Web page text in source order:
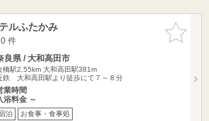
お気に入
りに追加
ルふたかみ
件
良県 / 大和高田市
橋駅2.55km 大和高田駅381m
鉄 大和高田駅より徒歩にて７～８分
業時間
浴料金 ～
泊 お食事・食事処